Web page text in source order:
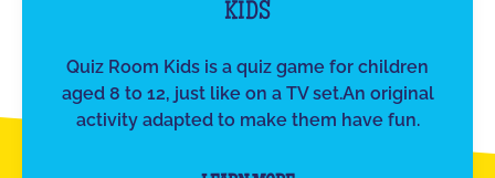
KIDS
Quiz Room Kids is a quiz game for children
aged 8 to 12, just like on a TV set.An original
activity adapted to make them have fun.